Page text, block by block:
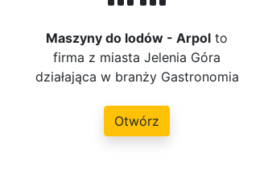
Maszyny do lodów - Arpol to
firma z miasta Jelenia Góra
działająca w branży Gastronomia
Otwórz